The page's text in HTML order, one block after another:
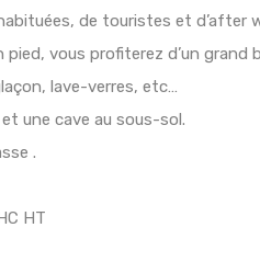
de touristes et d’after
pied, vous profiterez d’un
lave-verres, etc…
une cave au sous-sol.
.
HT